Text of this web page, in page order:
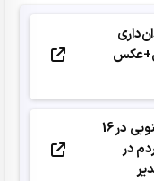
مطبوعات خراسان جنوبی در 16
در